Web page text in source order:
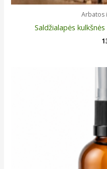
Arbatos
Saldžialapės